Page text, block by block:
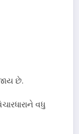
છે.
વધુ